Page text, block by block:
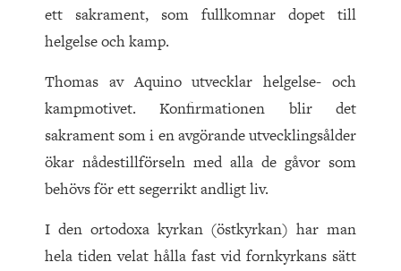
ett sakrament, som fullkomnar dopet till
helgelse och kamp.
Thomas av Aquino utvecklar helgelse- och
kampmotivet. Konfirmationen blir det
sakrament som i en avgörande utvecklingsålder
ökar nådestillförseln med alla de gåvor som
behövs för ett segerrikt andligt liv.
I den ortodoxa kyrkan (östkyrkan) har man
hela tiden velat hålla fast vid fornkyrkans sätt